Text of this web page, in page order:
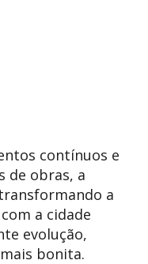
contínuos e
de obras, a
a
a cidade
evolução,
bonita.